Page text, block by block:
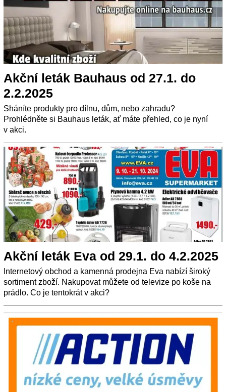
Akční leták Bauhaus od 27.1. do
2.2.2025
Sháníte produkty pro dílnu, dům, nebo zahradu?
Prohlédněte si Bauhaus leták, ať máte přehled, co je nyní
v akci.
Akční leták Eva od 29.1. do 4.2.2025
Internetový obchod a kamenná prodejna Eva nabízí široký
sortiment zboží. Nakupovat můžete od televize po koše na
prádlo. Co je tentokrát v akci?